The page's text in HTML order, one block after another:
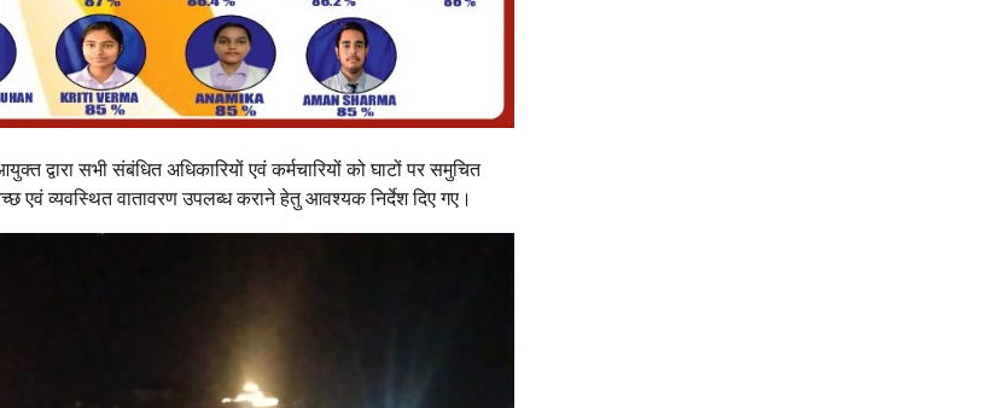
द्वारा सभी संबंधित अधिकारियों एवं कर्मचारियों को घाटों पर समुचित
एवं व्यवस्थित वातावरण उपलब्ध कराने हेतु आवश्यक निर्देश दिए गए।